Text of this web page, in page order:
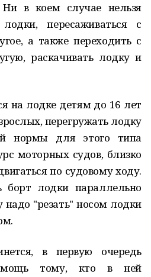
в коем случае нельзя
пересаживаться с
а также переходить с
раскачивать лодку и
на лодке детям до 16 лет
перегружать лодку
нормы для этого типа
моторных судов, близко
по судовому ходу.
борт лодки параллельно
"резать" носом лодки
в первую очередь
тому, кто в ней